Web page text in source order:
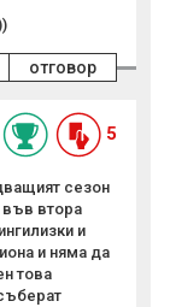
отговор
5
сезон
втора
и
и няма да
това